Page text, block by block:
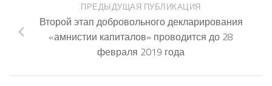
ПРЕДЫДУЩАЯ ПУБЛИКАЦИЯ
Второй этап добровольного декларирования
«амнистии капиталов» проводится до 28
февраля 2019 года